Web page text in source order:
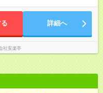
て働けます！
詳細へ
社安楽亭